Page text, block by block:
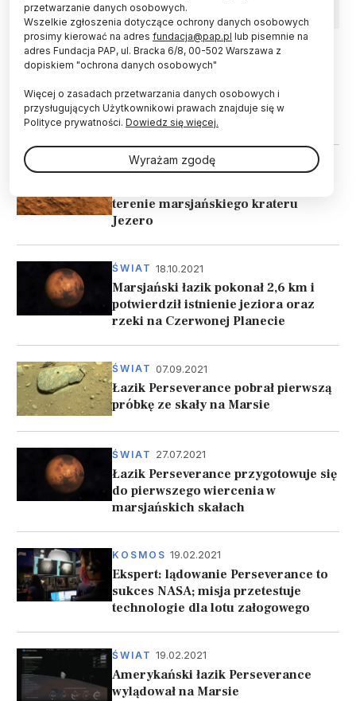
ŚWIAT 23.04.2025
Perseverance dostarczył nowych
wskazówek odnośnie przeszłości
Marsa
ŚWIAT 01.09.2022
terenie marsjańskiego krateru
Jezero
ŚWIAT 18.10.2021
Marsjański łazik pokonał 2,6 km i
potwierdził istnienie jeziora oraz
rzeki na Czerwonej Planecie
ŚWIAT 07.09.2021
Łazik Perseverance pobrał pierwszą
próbkę ze skały na Marsie
ŚWIAT 27.07.2021
Łazik Perseverance przygotowuje się
do pierwszego wiercenia w
marsjańskich skałach
KOSMOS 19.02.2021
Ekspert: lądowanie Perseverance to
sukces NASA; misja przetestuje
technologie dla lotu załogowego
ŚWIAT 19.02.2021
Amerykański łazik Perseverance
wylądował na Marsie
przetwarzanie danych osobowych.
Wszelkie zgłoszenia dotyczące ochrony danych osobowych
prosimy kierować na adres fundacja@pap.pl lub pisemnie na
adres Fundacja PAP, ul. Bracka 6/8, 00-502 Warszawa z
dopiskiem "ochrona danych osobowych"
Więcej o zasadach przetwarzania danych osobowych i
przysługujących Użytkownikowi prawach znajduje się w
Polityce prywatności. Dowiedz się więcej.
Wyrażam zgodę